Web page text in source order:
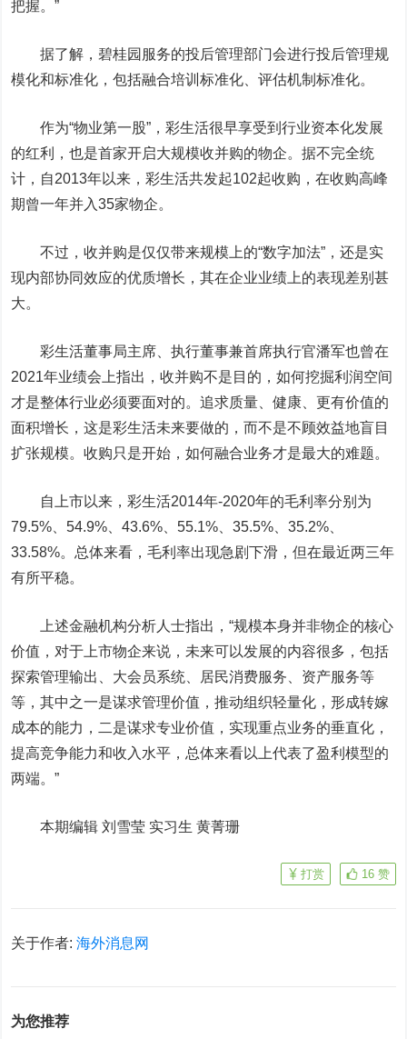
把握。”
据了解，碧桂园服务的投后管理部门会进行投后管理规
模化和标准化，包括融合培训标准化、评估机制标准化。
作为“物业第一股”，彩生活很早享受到行业资本化发展
的红利，也是首家开启大规模收并购的物企。据不完全统
计，自2013年以来，彩生活共发起102起收购，在收购高峰
期曾一年并入35家物企。
不过，收并购是仅仅带来规模上的“数字加法”，还是实
现内部协同效应的优质增长，其在企业业绩上的表现差别甚
大。
彩生活董事局主席、执行董事兼首席执行官潘军也曾在
2021年业绩会上指出，收并购不是目的，如何挖掘利润空间
才是整体行业必须要面对的。追求质量、健康、更有价值的
面积增长，这是彩生活未来要做的，而不是不顾效益地盲目
扩张规模。收购只是开始，如何融合业务才是最大的难题。
自上市以来，彩生活2014年-2020年的毛利率分别为
79.5%、54.9%、43.6%、55.1%、35.5%、35.2%、
33.58%。总体来看，毛利率出现急剧下滑，但在最近两三年
有所平稳。
上述金融机构分析人士指出，“规模本身并非物企的核心
价值，对于上市物企来说，未来可以发展的内容很多，包括
探索管理输出、大会员系统、居民消费服务、资产服务等
等，其中之一是谋求管理价值，推动组织轻量化，形成转嫁
成本的能力，二是谋求专业价值，实现重点业务的垂直化，
提高竞争能力和收入水平，总体来看以上代表了盈利模型的
两端。”
本期编辑 刘雪莹 实习生 黄菁珊
16 赞
打赏
关于作者:海外消息网
为您推荐